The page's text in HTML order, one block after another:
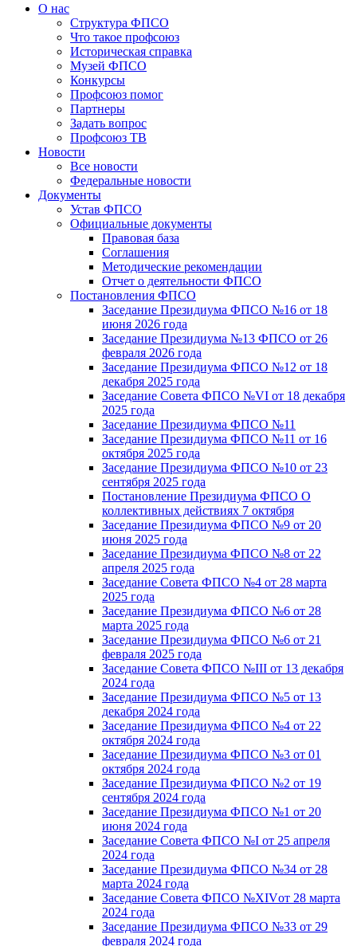
О нас
Структура ФПСО
Что такое профсоюз
Историческая справка
Музей ФПСО
Конкурсы
Профсоюз помог
Партнеры
Задать вопрос
Профсоюз ТВ
Новости
Все новости
Федеральные новости
Документы
Устав ФПСО
Официальные документы
Правовая база
Соглашения
Методические рекомендации
Отчет о деятельности ФПСО
Постановления ФПСО
Заседание Президиума ФПСО №16 от 18
июня 2026 года
Заседание Президиума №13 ФПСО от 26
февраля 2026 года
Заседание Президиума ФПСО №12 от 18
декабря 2025 года
Заседание Совета ФПСО №VI от 18 декабря
2025 года
Заседание Президиума ФПСО №11
Заседание Президиума ФПСО №11 от 16
октября 2025 года
Заседание Президиума ФПСО №10 от 23
сентября 2025 года
Постановление Президиума ФПСО О
коллективных действиях 7 октября
Заседание Президиума ФПСО №9 от 20
июня 2025 года
Заседание Президиума ФПСО №8 от 22
апреля 2025 года
Заседание Совета ФПСО №4 от 28 марта
2025 года
Заседание Президиума ФПСО №6 от 28
марта 2025 года
Заседание Президиума ФПСО №6 от 21
февраля 2025 года
Заседание Совета ФПСО №III от 13 декабря
2024 года
Заседание Президиума ФПСО №5 от 13
декабря 2024 года
Заседание Президиума ФПСО №4 от 22
октября 2024 года
Заседание Президиума ФПСО №3 от 01
октября 2024 года
Заседание Президиума ФПСО №2 от 19
сентября 2024 года
Заседание Президиума ФПСО №1 от 20
июня 2024 года
Заседание Совета ФПСО №I от 25 апреля
2024 года
Заседание Президиума ФПСО №34 от 28
марта 2024 года
Заседание Совета ФПСО №XIVот 28 марта
2024 года
Заседание Президиума ФПСО №33 от 29
февраля 2024 года